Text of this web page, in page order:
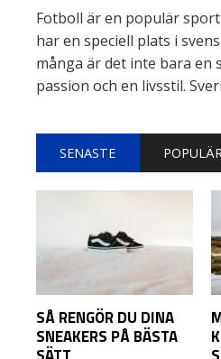
Fotboll är en populär
har en speciell plats i
många är det inte bara en
passion och en livsstil.
SENASTE
SÅ RENGÖR DU DINA
SNEAKERS PÅ BÄSTA